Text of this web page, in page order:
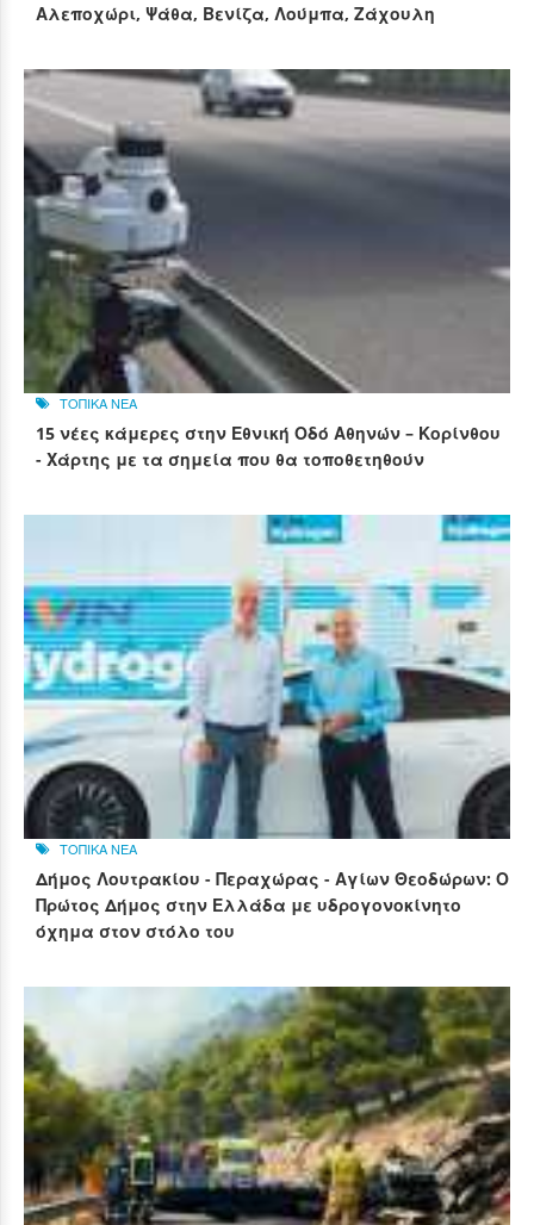
Αλεποχώρι, Ψάθα, Βενίζα, Λούμπα, Ζάχουλη
ΤΟΠΙΚΑ ΝΕΑ
15 νέες κάμερες στην Εθνική Οδό Αθηνών – Κορίνθου
- Χάρτης με τα σημεία που θα τοποθετηθούν
ΤΟΠΙΚΑ ΝΕΑ
Δήμος Λουτρακίου - Περαχώρας - Αγίων Θεοδώρων: Ο
Πρώτος Δήμος στην Ελλάδα με υδρογονοκίνητο
όχημα στον στόλο του